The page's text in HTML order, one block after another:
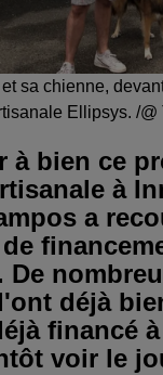
sa chienne,
Ellipsys. /@
à bien ce
à
a
déjà
financé à
voir le